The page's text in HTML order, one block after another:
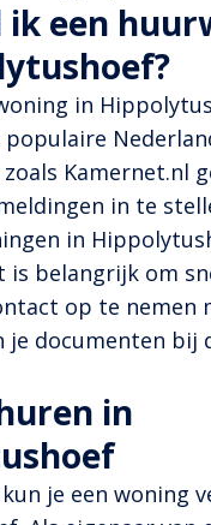
ik een
in
Kamernet.nl
in te
in
is belangrijk om
op te nemen
je documenten bij
in
je een woning